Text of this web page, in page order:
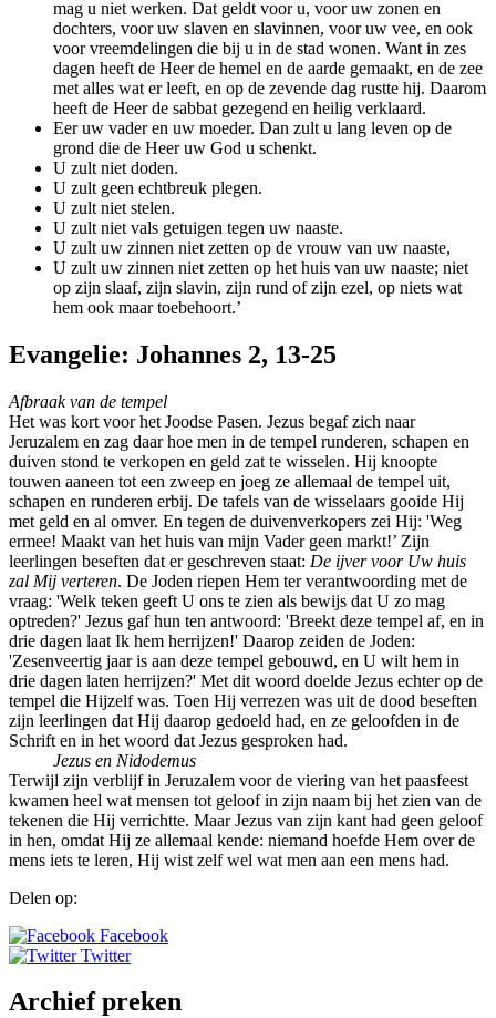
mag u niet werken. Dat geldt voor u, voor uw zonen en
dochters, voor uw slaven en slavinnen, voor uw vee, en ook
voor vreemdelingen die bij u in de stad wonen. Want in zes
dagen heeft de Heer de hemel en de aarde gemaakt, en de zee
met alles wat er leeft, en op de zevende dag rustte hij. Daarom
heeft de Heer de sabbat gezegend en heilig verklaard.
Eer uw vader en uw moeder. Dan zult u lang leven op de
grond die de Heer uw God u schenkt.
U zult niet doden.
U zult geen echtbreuk plegen.
U zult niet stelen.
U zult niet vals getuigen tegen uw naaste.
U zult uw zinnen niet zetten op de vrouw van uw naaste,
U zult uw zinnen niet zetten op het huis van uw naaste; niet
op zijn slaaf, zijn slavin, zijn rund of zijn ezel, op niets wat
hem ook maar toebehoort.’
Evangelie: Johannes 2, 13-25
Afbraak van de tempel
Het was kort voor het Joodse Pasen. Jezus begaf zich naar
Jeruzalem en zag daar hoe men in de tempel runderen, schapen en
duiven stond te verkopen en geld zat te wisselen. Hij knoopte
touwen aaneen tot een zweep en joeg ze allemaal de tempel uit,
schapen en runderen erbij. De tafels van de wisselaars gooide Hij
met geld en al omver. En tegen de duivenverkopers zei Hij: 'Weg
ermee! Maakt van het huis van mijn Vader geen markt!’ Zijn
leerlingen beseften dat er geschreven staat: De ijver voor Uw huis
zal Mij verteren. De Joden riepen Hem ter verantwoording met de
vraag: 'Welk teken geeft U ons te zien als bewijs dat U zo mag
optreden?' Jezus gaf hun ten antwoord: 'Breekt deze tempel af, en in
drie dagen laat Ik hem herrijzen!' Daarop zeiden de Joden:
'Zesenveertig jaar is aan deze tempel gebouwd, en U wilt hem in
drie dagen laten herrijzen?' Met dit woord doelde Jezus echter op de
tempel die Hijzelf was. Toen Hij verrezen was uit de dood beseften
zijn leerlingen dat Hij daarop gedoeld had, en ze geloofden in de
Schrift en in het woord dat Jezus gesproken had.
Jezus en Nidodemus
Terwijl zijn verblijf in Jeruzalem voor de viering van het paasfeest
kwamen heel wat mensen tot geloof in zijn naam bij het zien van de
tekenen die Hij verrichtte. Maar Jezus van zijn kant had geen geloof
in hen, omdat Hij ze allemaal kende: niemand hoefde Hem over de
mens iets te leren, Hij wist zelf wel wat men aan een mens had.
Delen op:
Facebook
Twitter
Archief preken